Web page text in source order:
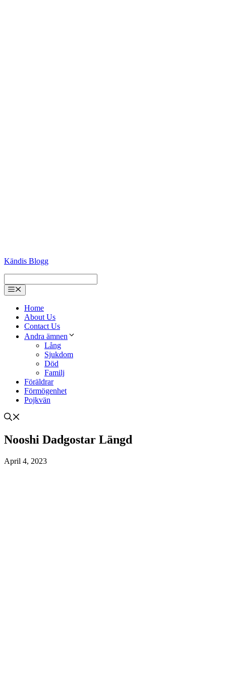
Kändis Blogg
Menu
Home
About Us
Contact Us
Andra ämnen
Lång
Sjukdom
Död
Familj
Föräldrar
Förmögenhet
Pojkvän
Nooshi Dadgostar Längd
April 4, 2023